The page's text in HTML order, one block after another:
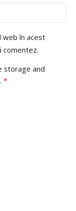
web în acest
comentez.
storage and
*